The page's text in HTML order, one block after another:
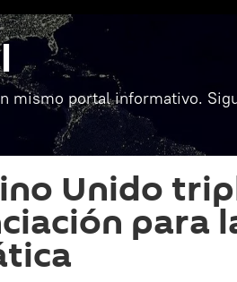
mismo portal informativo.
Unido
para